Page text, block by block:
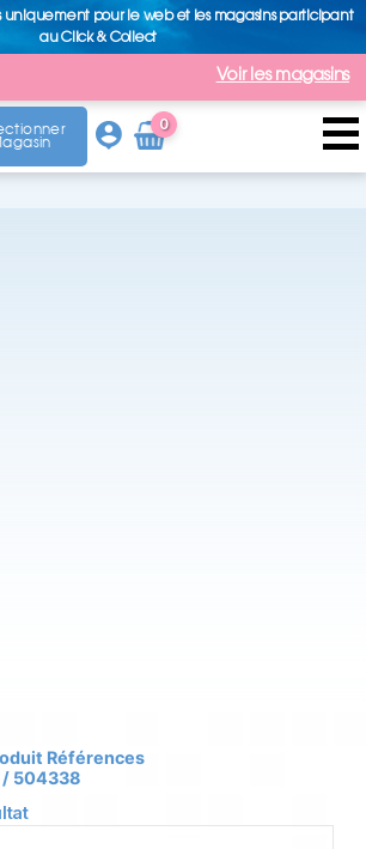
uniquement pour le web et les magasins participant
au Click & Collect
Voir les magasins
0
Arti
cle
Références
504338